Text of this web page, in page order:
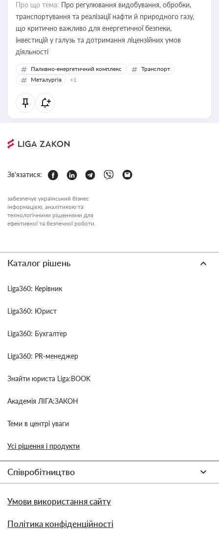
Про що тема: Про регулювання видобування, обробки,
транспортування та реалізації нафти й природного газу,
що критично важливо для енергетичної безпеки,
інвестицій у галузь та дотримання ліцензійних умов
діяльності
Паливно-енергетичний комплекс
Транспорт
Металургія
+1
Зв'язатися:
забезпечує український бізнес
інформацією, аналітикою та
технологічними рішеннями для
ефективної та безпечної роботи.
Каталог рішень
Liga360: Керівник
Liga360: Юрист
Liga360: Бухгалтер
Liga360: PR-менеджер
Знайти юриста Liga:BOOK
Академія ЛІГА:ЗАКОН
Теми в центрі уваги
Усі рішення і продукти
Співробітництво
Умови використання сайту
Політика конфіденційності